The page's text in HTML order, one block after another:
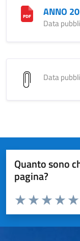
ANNO
Data
Data
Quanto sono
pagina?
Valuta da 1 a 5 stelle
Valuta
Valuta 3
Valuta 2 stelle
Valuta 1 stelle su 5